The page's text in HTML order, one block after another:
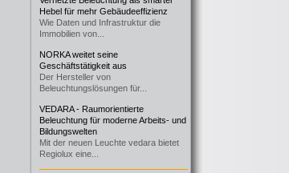
Hebel für mehr Gebäudeeffizienz
Wie Daten und Infrastruktur die
Immobilien von...
NORKA weitet seine
Geschäftstätigkeit aus
Der Hersteller von
Beleuchtungslösungen für...
VEDARA - Raumorientierte
Beleuchtung für moderne Arbeits- und
Bildungswelten
Mit der neuen Leuchte vedara bietet
Regiolux eine...